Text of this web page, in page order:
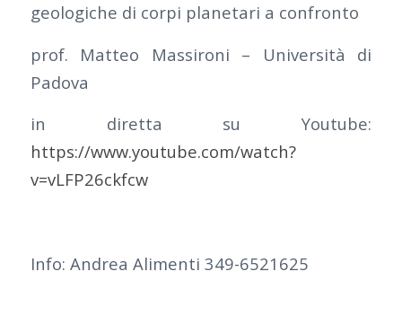
geologiche di corpi planetari a confronto
prof. Matteo Massironi – Università di
Padova
in diretta su Youtube:
https://www.youtube.com/watch?
v=vLFP26ckfcw
Info: Andrea Alimenti 349-6521625